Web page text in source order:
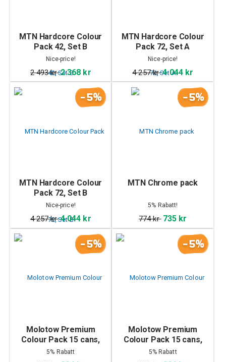
MTN Hardcore Colour
Pack 42, Set B
Nice-price!
2 493 kr2 368 kr
MTN Hardcore Colour
Pack 72, Set A
Nice-price!
4 257 kr4 044 kr
-5%
MTN Hardcore Colour
Pack 72, Set B
Nice-price!
4 257 kr4 044 kr
-5%
MTN Chrome pack
5% Rabatt!
774 kr 735 kr
-5%
Molotow Premium
Colour Pack 15 cans,
Set A
5% Rabatt
-5%
Molotow Premium
Colour Pack 15 cans,
Set B
5% Rabatt